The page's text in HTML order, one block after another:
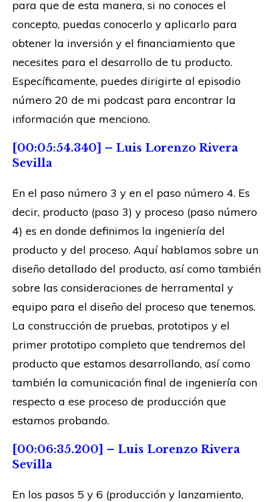
para que de esta manera, si no conoces el
concepto, puedas conocerlo y aplicarlo para
obtener la inversión y el financiamiento que
necesites para el desarrollo de tu producto.
Específicamente, puedes dirigirte al episodio
número 20 de mi podcast para encontrar la
información que menciono.
[00:05:54.340] – Luis Lorenzo Rivera
Sevilla
En el paso número 3 y en el paso número 4. Es
decir, producto (paso 3) y proceso (paso número
4) es en donde definimos la ingeniería del
producto y del proceso. Aquí hablamos sobre un
diseño detallado del producto, así como también
sobre las consideraciones de herramental y
equipo para el diseño del proceso que tenemos.
La construcción de pruebas, prototipos y el
primer prototipo completo que tendremos del
producto que estamos desarrollando, así como
también la comunicación final de ingeniería con
respecto a ese proceso de producción que
estamos probando.
[00:06:35.200] – Luis Lorenzo Rivera
Sevilla
En los pasos 5 y 6 (producción y lanzamiento,